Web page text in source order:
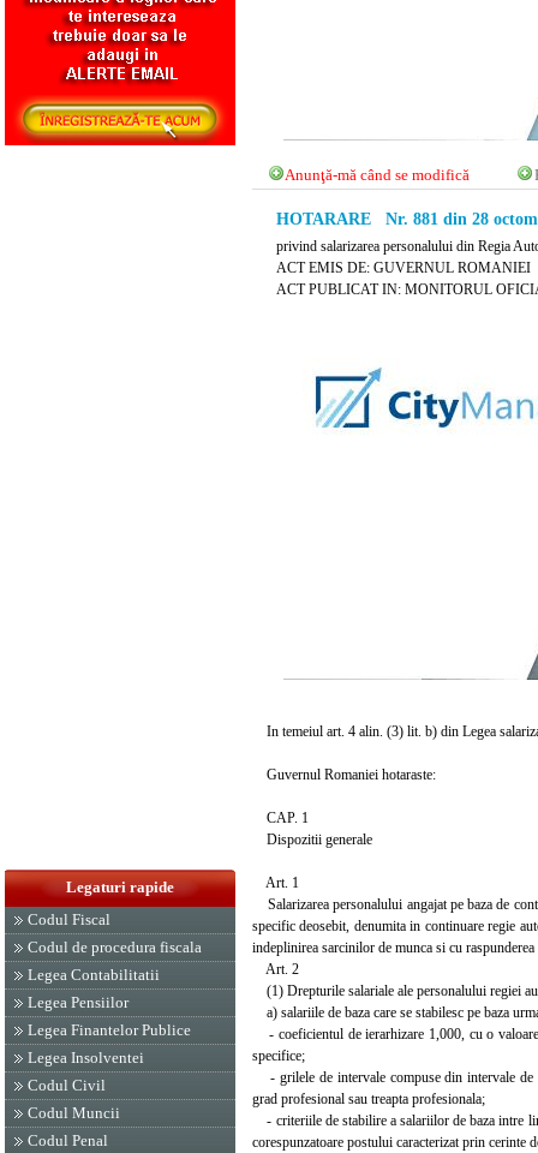
Legaturi rapide
Codul Fiscal
Codul de procedura fiscala
Legea Contabilitatii
Legea Pensiilor
Legea Finantelor Publice
Legea Insolventei
Codul Civil
Codul Muncii
Codul Penal
Anunţă-mă când se modifică
HOTARARE Nr. 881 din 28
privind salarizarea personalului din Regia
ACT EMIS DE: GUVERNUL ROMANIEI
ACT PUBLICAT IN: MONITORUL
In temeiul art. 4 alin. (3) lit. b) din Legea
Guvernul Romaniei hotaraste:
CAP. 1
Dispozitii generale
Art. 1
Salarizarea personalului angajat pe baza de
specific deosebit, denumita in continuare regie
indeplinirea sarcinilor de munca si cu
Art. 2
(1) Drepturile salariale ale personalului regiei
a) salariile de baza care se stabilesc pe baza
- coeficientul de ierarhizare 1,000, cu o valoare
specifice;
- grilele de intervale compuse din intervale de
grad profesional sau treapta profesionala;
- criteriile de stabilire a salariilor de baza intre
corespunzatoare postului caracterizat prin cerinte